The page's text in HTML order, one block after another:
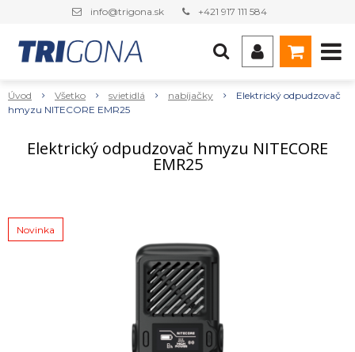
info@trigona.sk +421 917 111 584
Úvod Všetko svietidlá nabíjačky
Elektrický odpudzovač
hmyzu NITECORE EMR25
Elektrický odpudzovač hmyzu NITECORE
EMR25
Novinka